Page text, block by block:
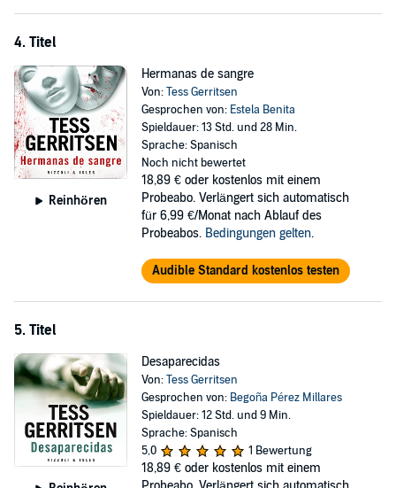
4. Titel
Reinhören
Hermanas de sangre
Von:Tess Gerritsen
Gesprochen von: Estela Benita
Spieldauer: 13 Std. und 28 Min.
Sprache: Spanisch
Noch nicht bewertet
18,89 € oder kostenlos mit einem
Probeabo. Verlängert sich automatisch
für 6,99 €/Monat nach Ablauf des
Probeabos. Bedingungen gelten.
Audible Standard kostenlos testen
5. Titel
Desaparecidas
Von:Tess Gerritsen
Gesprochen von: Begoña Pérez Millares
Spieldauer: 12 Std. und 9 Min.
Sprache: Spanisch
5,0
1 Bewertung
18,89 € oder kostenlos mit einem